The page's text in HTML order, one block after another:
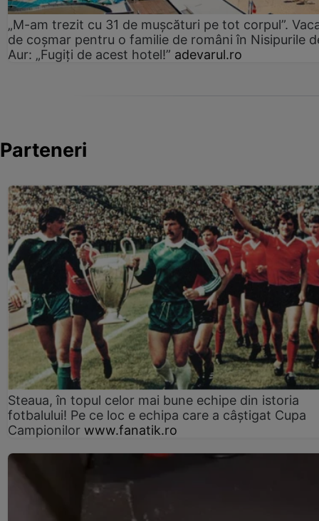
„M-am trezit cu 31 de mușcături pe tot corpul”.
de coșmar pentru o familie de români în Nisipurile
Aur: „Fugiți de acest hotel!” adevarul.ro
Parteneri
Steaua, în topul celor mai bune echipe din istoria
fotbalului! Pe ce loc e echipa care a câştigat Cupa
Campionilor www.fanatik.ro